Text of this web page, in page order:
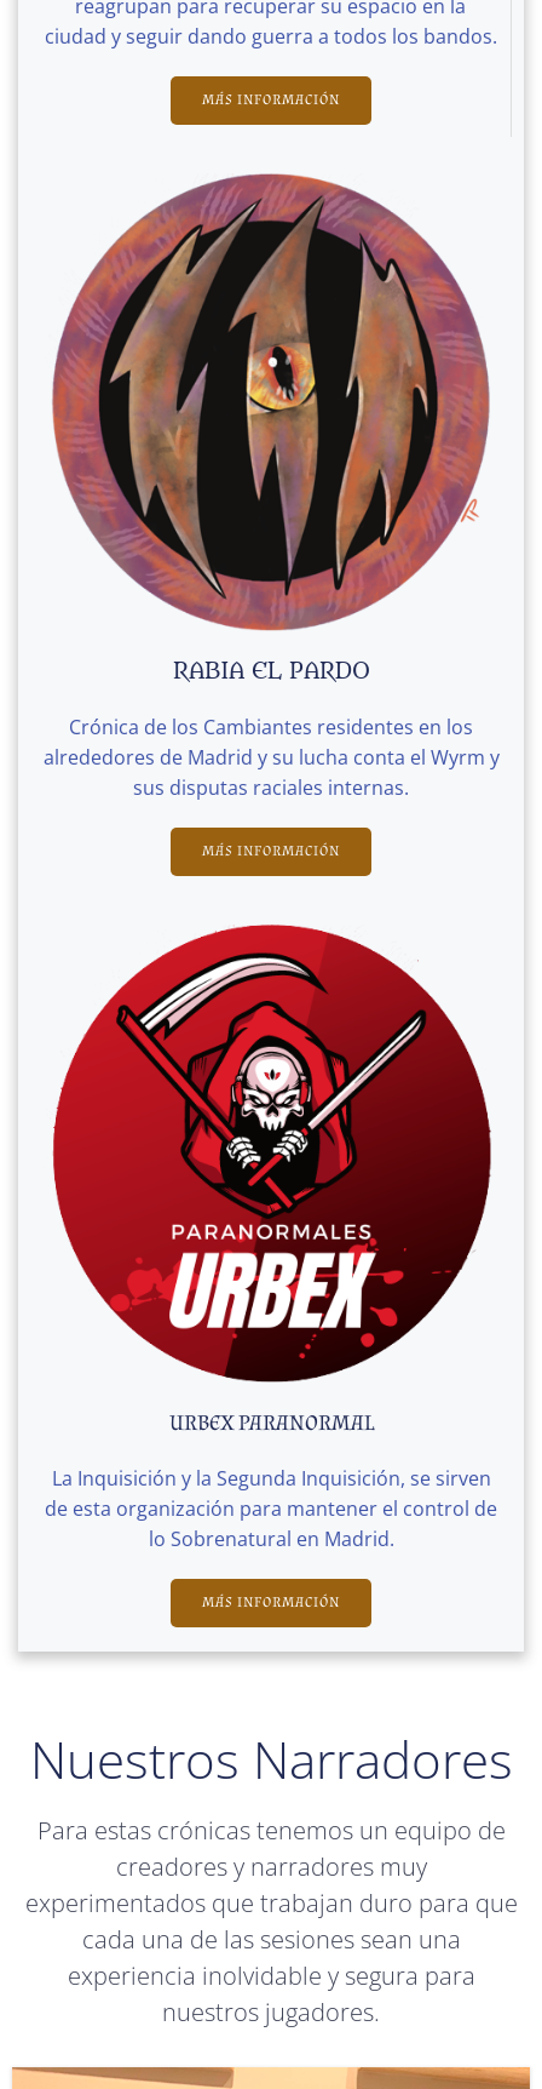
reagrupan para recuperar su espacio en la
ciudad y seguir dando guerra a todos los bandos.
MÁS INFORMACIÓN
RABIA EL PARDO
Crónica de los Cambiantes residentes en los
alrededores de Madrid y su lucha conta el Wyrm y
sus disputas raciales internas.
MÁS INFORMACIÓN
URBEX PARANORMAL
La Inquisición y la Segunda Inquisición, se sirven
de esta organización para mantener el control de
lo Sobrenatural en Madrid.
MÁS INFORMACIÓN
Nuestros Narradores
Para estas crónicas tenemos un equipo de
creadores y narradores muy
experimentados que trabajan duro para que
cada una de las sesiones sean una
experiencia inolvidable y segura para
nuestros jugadores.